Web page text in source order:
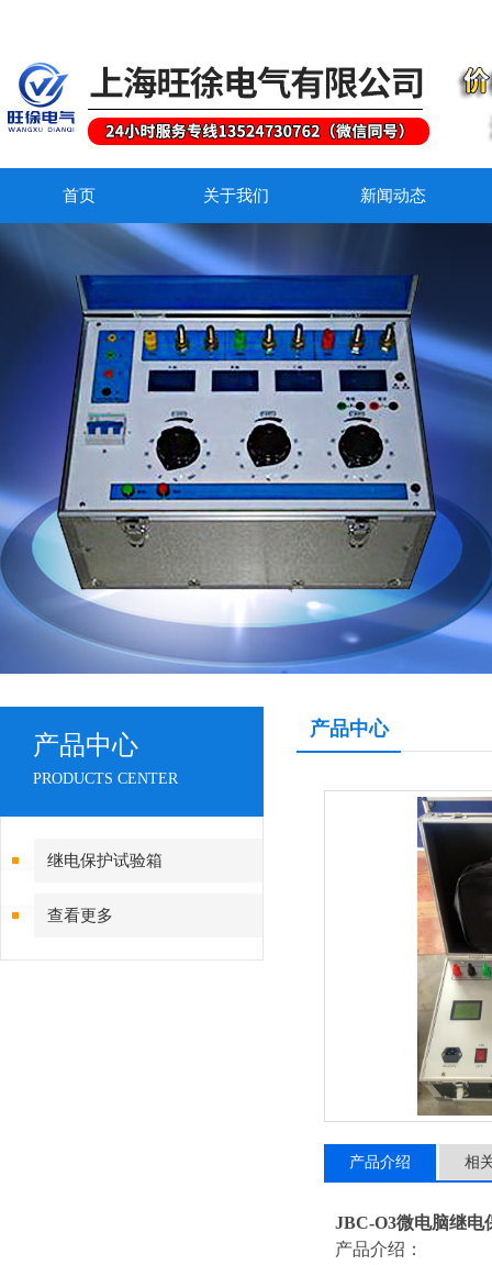
首页 关于我们 新闻动态
产品中心
PRODUCTS CENTER
继电保护试验箱
查看更多
产品中心
产品介绍 相
JBC-O3微电脑继电
产品介绍：